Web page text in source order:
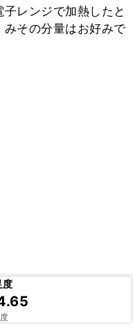
レンジで加熱したと
その分量はお好みで
度